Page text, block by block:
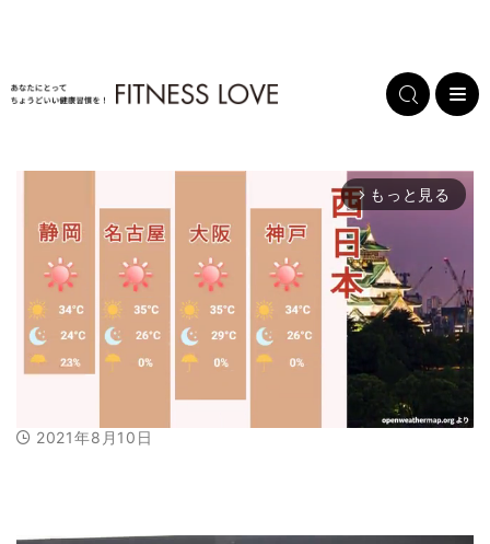
arrow_forward_ios もっと見る
t
2021年8月10日